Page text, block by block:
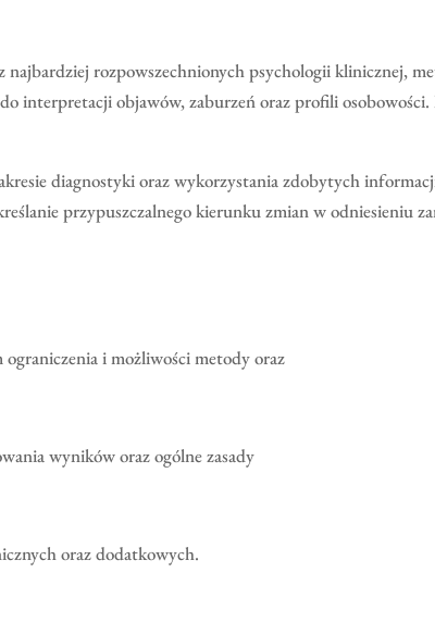
najbardziej rozpowszechnionych psychologii klinicznej,
interpretacji objawów, zaburzeń oraz profili
diagnostyki oraz wykorzystania zdobytych
przypuszczalnego kierunku zmian w odniesieniu
i możliwości metody oraz
wyników oraz ogólne zasady
oraz dodatkowych.